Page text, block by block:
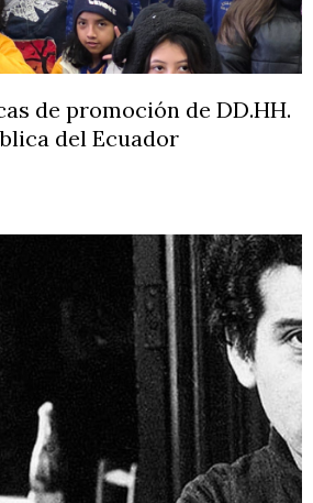
de promoción de DD.HH.
del Ecuador